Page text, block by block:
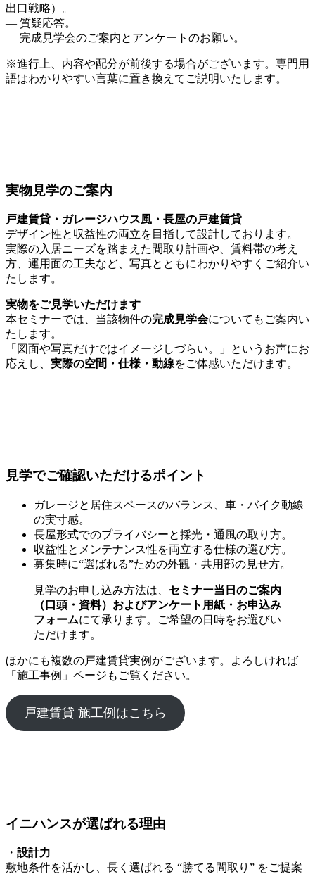
出口戦略）。
— 質疑応答。
— 完成見学会のご案内とアンケートのお願い。
※進行上、内容や配分が前後する場合がございます。専門用
語はわかりやすい言葉に置き換えてご説明いたします。
実物見学のご案内
戸建賃貸・ガレージハウス風・長屋の戸建賃貸
デザイン性と収益性の両立を目指して設計しております。
実際の入居ニーズを踏まえた間取り計画や、賃料帯の考え
方、運用面の工夫など、写真とともにわかりやすくご紹介い
たします。
実物をご見学いただけます
本セミナーでは、当該物件の完成見学会についてもご案内い
たします。
「図面や写真だけではイメージしづらい。」というお声にお
応えし、 実際の空間・仕様・動線をご体感いただけます。
見学でご確認いただけるポイント
ガレージと居住スペースのバランス、車・バイク動線
の実寸感。
長屋形式でのプライバシーと採光・通風の取り方。
収益性とメンテナンス性を両立する仕様の選び方。
募集時に“選ばれる”ための外観・共用部の見せ方。
見学のお申し込み方法は、 セミナー当日のご案内
（口頭・資料）およびアンケート用紙・お申込み
フォームにて承ります。ご希望の日時をお選びい
ただけます。
ほかにも複数の戸建賃貸実例がございます。よろしければ
「施工事例」ページもご覧ください。
戸建賃貸 施工例はこちら
イニハンスが選ばれる理由
・ 設計力
敷地条件を活かし、長く選ばれる “勝てる間取り” をご提案